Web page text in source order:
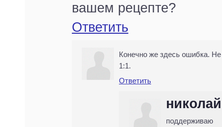
вашем рецепте?
Ответить
Конечно же здесь ошибка. Не
1:1.
Ответить
николай
поддерживаю